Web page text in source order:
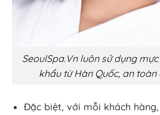
SeoulSpa.Vn luôn sử dụng
khẩu từ Hàn Quốc, an
Đặc biệt, với mỗi khách